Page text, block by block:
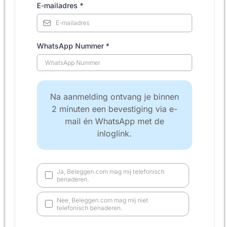
E-mailadres *
WhatsApp Nummer *
Na aanmelding ontvang je binnen
2 minuten een bevestiging via e-
mail én WhatsApp met de
inloglink.
Ja, Beleggen.com mag mij telefonisch
benaderen.
Nee, Beleggen.com mag mij niet
telefonisch benaderen.